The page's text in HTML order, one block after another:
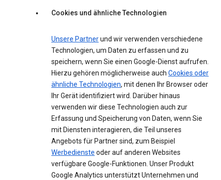
Cookies und ähnliche Technologien
Unsere Partnerund wir verwenden verschiedene
Technologien, um Daten zu erfassen und zu
speichern, wenn Sie einen Google-Dienst aufrufen.
Hierzu gehören möglicherweise auch Cookies oder
ähnliche Technologien, mit denen Ihr Browser oder
Ihr Gerät identifiziert wird. Darüber hinaus
verwenden wir diese Technologien auch zur
Erfassung und Speicherung von Daten, wenn Sie
mit Diensten interagieren, die Teil unseres
Angebots für Partner sind, zum Beispiel
Werbedienste oder auf anderen Websites
verfügbare Google-Funktionen. Unser Produkt
Google Analytics unterstützt Unternehmen und